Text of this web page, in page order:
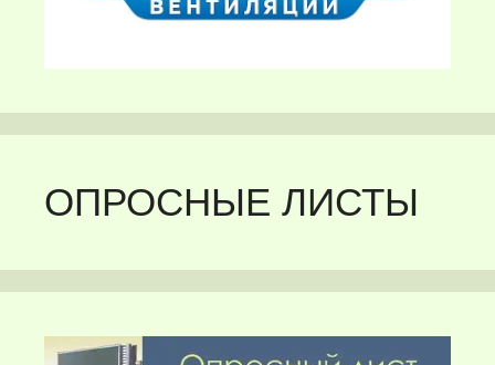
ОПРОСНЫЕ ЛИСТЫ